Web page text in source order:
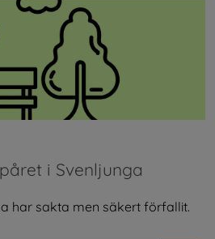
i Svenljunga
har sakta men säkert förfallit.